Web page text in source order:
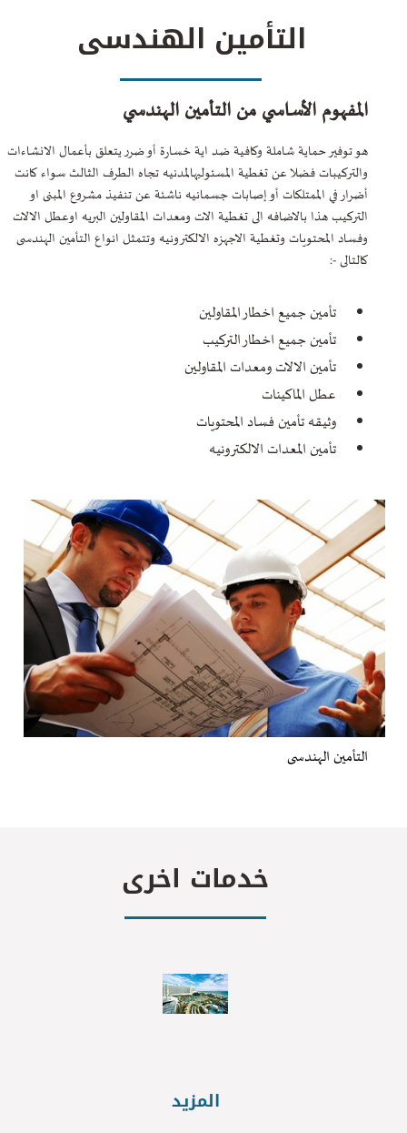
التأمين الهندسى
المفهوم الأساسي من التأمين الهندسي
هو توفير حماية شاملة وكافية ضد اية خسارة أو ضرر يتعلق بأعمال الانشاءات
والتركيبات فضلا عن تغطية المسئوليهالمدنيه تجاه الطرف الثالث سواء كانت
أضرار في الممتلكات أو إصابات جسمانيه ناشئة عن تنفيذ مشروع المبنى او
التركيب هذا بالاضافه الى تغطية الات ومعدات المقاولين البريه اوعطل الالات
وفساد المحتويات وتغطية الاجهزه الالكترونيه وتتمثل انواع التأمين الهندسى
كالتالى -:
تأمين جميع اخطار المقاولين
تأمين جميع اخطار التركيب
تأمين الالات ومعدات المقاولين
عطل الماكينات
وثيقه تأمين فساد المحتويات
تأمين المعدات الالكترونيه
التأمين الهندسى
خدمات اخرى
المزيد